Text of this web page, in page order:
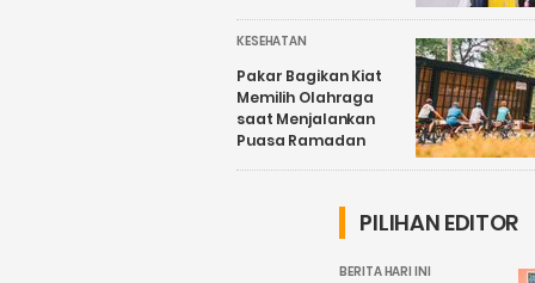
KESEHATAN
Pakar Bagikan Kiat
Memilih Olahraga
saat Menjalankan
Puasa Ramadan
PILIHAN EDITOR
BERITA HARI INI